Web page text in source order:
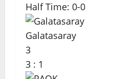
Half Time: 0-0
Galatasaray
3
3 : 1